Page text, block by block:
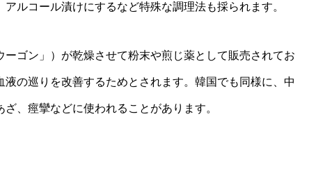
ルコール漬けにするなど特殊な調理法も採られます。
ゴン」）が乾燥させて粉末や煎じ薬として販売されてお
の巡りを改善するためとされます。韓国でも同様に、中
、痙攣などに使われることがあります。